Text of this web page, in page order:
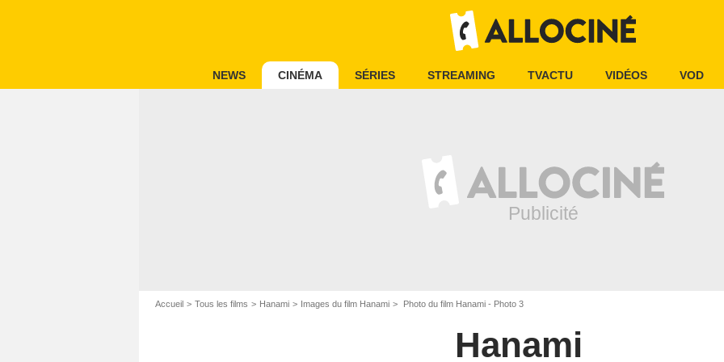
NEWS CINÉMA SÉRIES STREAMING TVACTU VIDÉOS VOD
Accueil Tous les films Hanami Images du film Hanami Photo du film Hanami - Photo 3
Hanami